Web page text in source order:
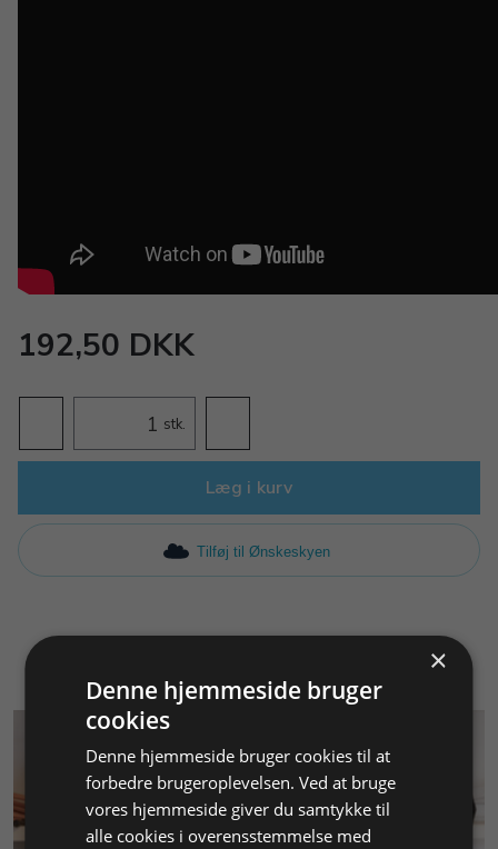
192,50 DKK
stk.
Læg i kurv
Tilføj til Ønskeskyen
×
Denne hjemmeside bruger
cookies
Denne hjemmeside bruger cookies til at
forbedre brugeroplevelsen. Ved at bruge
vores hjemmeside giver du samtykke til
alle cookies i overensstemmelse med